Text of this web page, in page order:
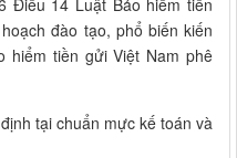
Điều 14 Luật Bảo hiểm tiền
đào tạo, phổ biến kiến
hiểm tiền gửi Việt Nam phê
tại chuẩn mực kế toán và